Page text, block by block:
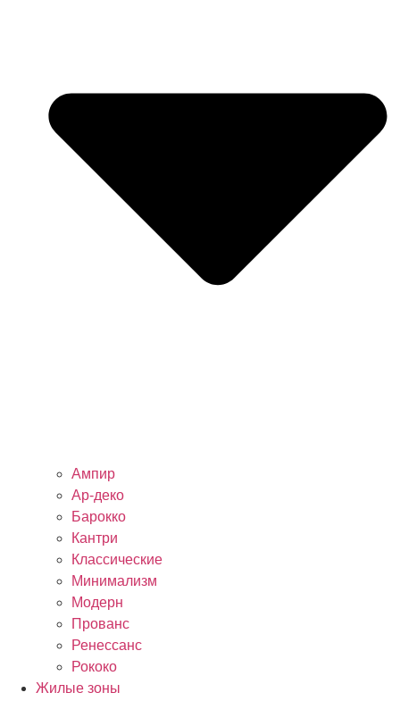
Ампир
Ар-деко
Барокко
Кантри
Классические
Минимализм
Модерн
Прованс
Ренессанс
Рококо
Жилые зоны